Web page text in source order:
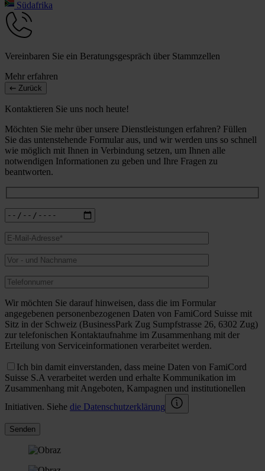
Südafrika
Vereinbaren Sie ein Beratungsgespräch über Stammzellen
Mehr erfahren
Zurück
Kontaktieren Sie uns noch heute!
Möchten Sie mehr über unsere Dienstleistungen erfahren? Füllen
Sie das untenstehende Formular aus, und wir werden uns so schnell
wie möglich mit Ihnen in Verbindung setzen, um Ihnen alle
notwendigen Informationen zu geben und Ihre Fragen zu
beantworten.
Wir möchten Sie darauf hinweisen, dass die im Formular
angegebenen personenbezogenen Daten von FamiCord Suisse mit
Sitz in der Schweiz (BusinessPark Zug Sumpfstrasse 26, 6302 Zug)
zur telefonischen Kontaktaufnahme im Zusammenhang mit der
Erteilung von Serviceinformationen verarbeitet werden.
Ich bin damit einverstanden, dass meine Daten von FamiCord
Suisse S.A verarbeitet werden und erhalte Kommunikation im
Zusammenhang mit Angeboten, Kampagnen und institutionellen
Initiativen. Siehe die Datenschutzerklärung
Senden